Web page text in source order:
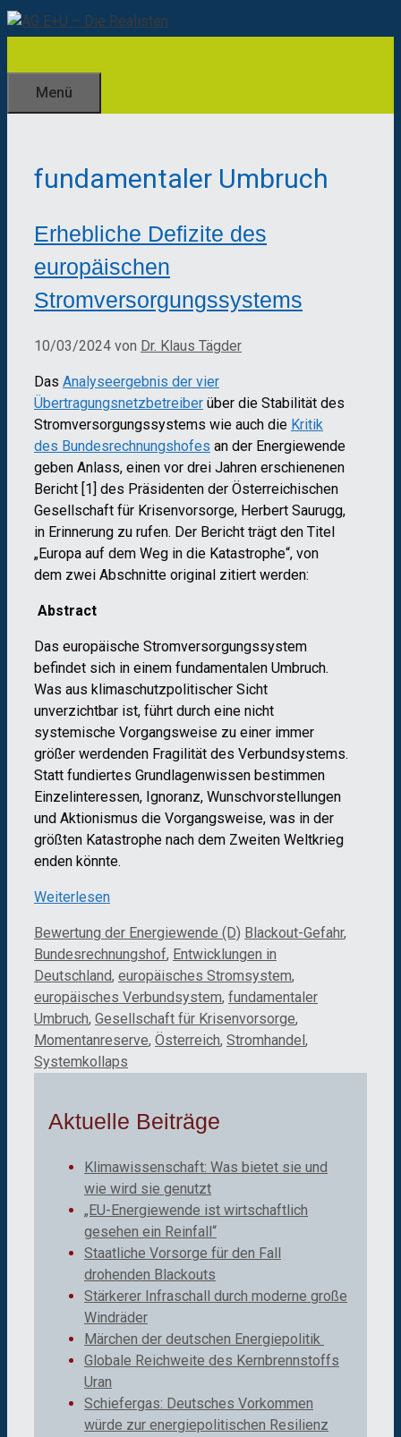
Zum
Inhalt
Menü
fundamentaler Umbruch
Erhebliche Defizite des
europäischen
Stromversorgungssystems
10/03/2024 von Dr. Klaus Tägder
Das Analyseergebnis der vier
Übertragungsnetzbetreiber über die Stabilität des
Stromversorgungssystems wie auch die Kritik
des Bundesrechnungshofes an der Energiewende
geben Anlass, einen vor drei Jahren erschienenen
Bericht [1] des Präsidenten der Österreichischen
Gesellschaft für Krisenvorsorge, Herbert Saurugg,
in Erinnerung zu rufen. Der Bericht trägt den Titel
„Europa auf dem Weg in die Katastrophe“, von
dem zwei Abschnitte original zitiert werden:
Abstract
Das europäische Stromversorgungssystem
befindet sich in einem fundamentalen Umbruch.
Was aus klimaschutzpolitischer Sicht
unverzichtbar ist, führt durch eine nicht
systemische Vorgangsweise zu einer immer
größer werdenden Fragilität des Verbundsystems.
Statt fundiertes Grundlagenwissen bestimmen
Einzelinteressen, Ignoranz, Wunschvorstellungen
und Aktionismus die Vorgangsweise, was in der
größten Katastrophe nach dem Zweiten Weltkrieg
enden könnte.
Weiterlesen
Kategorien
Bewertung der Energiewende (D) Schlagwörter
Blackout-Gefahr,
Bundesrechnungshof, Entwicklungen in
Deutschland, europäisches Stromsystem,
europäisches Verbundsystem, fundamentaler
Umbruch, Gesellschaft für Krisenvorsorge,
Momentanreserve, Österreich, Stromhandel,
Systemkollaps
Aktuelle Beiträge
Klimawissenschaft: Was bietet sie und
wie wird sie genutzt
„EU-Energiewende ist wirtschaftlich
gesehen ein Reinfall“
Staatliche Vorsorge für den Fall
drohenden Blackouts
Stärkerer Infraschall durch moderne große
Windräder
Märchen der deutschen Energiepolitik
Globale Reichweite des Kernbrennstoffs
Uran
Schiefergas: Deutsches Vorkommen
würde zur energiepolitischen Resilienz